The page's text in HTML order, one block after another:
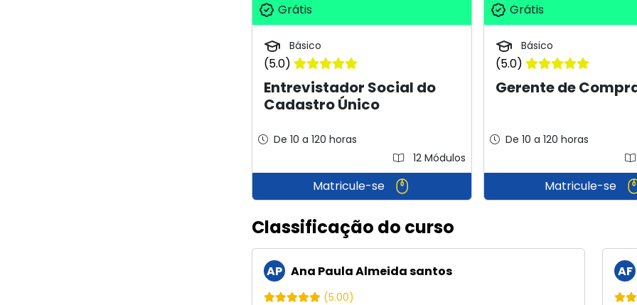
Grátis
Básico
(5.0)
Entrevistador Social do
Cadastro Único
De 10 a 120 horas
12 Módulos
Matricule-se
Grátis
Básico
(5.0)
Gerente de
De 10 a 120 horas
Matricule-se
Classificação do curso
AP Ana Paula Almeida santos
(5.00)
AF